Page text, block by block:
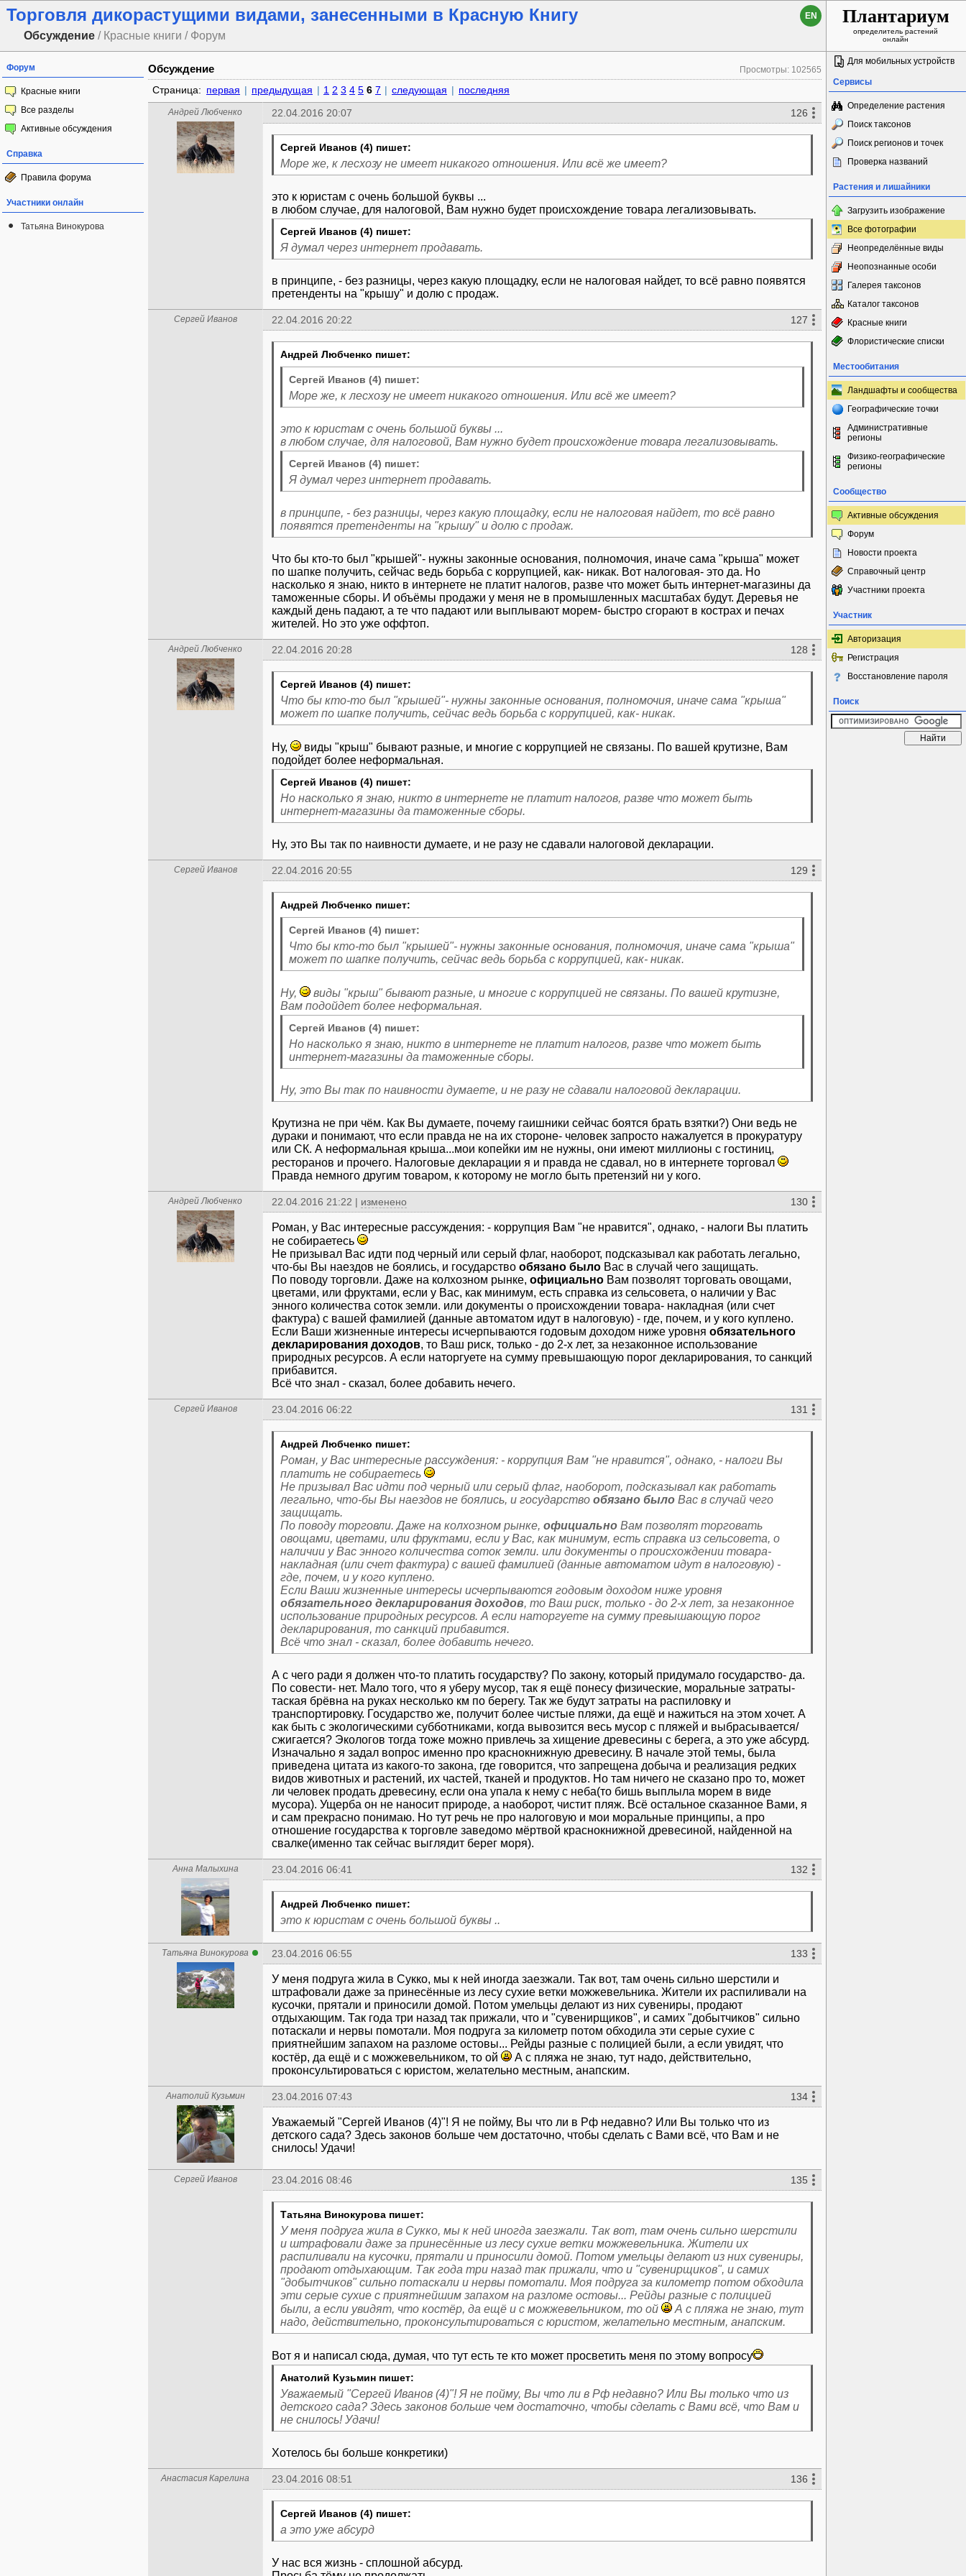
Торговля дикорастущими видами, занесенными в Красную Книгу
Обсуждение / Красные книги / Форум
EN Плантариум
определитель растений
онлайн
Форум
Красные книги
Все разделы
Активные обсуждения
Справка
Правила форума
Участники онлайн
Татьяна Винокурова
Просмотры: 102565
Обсуждение
Страница: первая | предыдущая | 1 2 3 4 5 6 7 | следующая | последняя
Андрей Любченко 22.04.2016 20:07 126
Сергей Иванов (4) пишет:
Море же, к лесхозу не имеет никакого отношения. Или всё же имеет?
это к юристам с очень большой буквы ...
Сергей Иванов (4) пишет:
Я думал через интернет продавать.
в принципе, - без разницы, через какую площадку, если не налоговая найдет, то всё равно появятся
претенденты на "крышу" и долю с продаж.
Сергей Иванов 22.04.2016 20:22 127
Андрей Любченко пишет:
Сергей Иванов (4) пишет:
Море же, к лесхозу не имеет никакого отношения. Или всё же имеет?
это к юристам с очень большой буквы ...
Сергей Иванов (4) пишет:
Я думал через интернет продавать.
в принципе, - без разницы, через какую площадку, если не налоговая найдет, то всё равно
появятся претенденты на "крышу" и долю с продаж.
Что бы кто-то был "крышей"- нужны законные основания, полномочия, иначе сама "крыша" может
по шапке получить, сейчас ведь борьба с коррупцией, как- никак. Вот налоговая- это да. Но
насколько я знаю, никто в интернете не платит налогов, разве что может быть интернет-магазины да
таможенные сборы. И объёмы продажи у меня не в промышленных масштабах будут. Деревья не
каждый день падают, а те что падают или выплывают морем- быстро сгорают в кострах и печах
жителей. Но это уже оффтоп.
Андрей Любченко 22.04.2016 20:28 128
Сергей Иванов (4) пишет:
Что бы кто-то был "крышей"- нужны законные основания, полномочия, иначе сама "крыша"
может по шапке получить, сейчас ведь борьба с коррупцией, как- никак.
Ну,
виды "крыш" бывают разные, и многие с коррупцией не связаны. По вашей крутизне, Вам
Сергей Иванов (4) пишет:
Но насколько я знаю, никто в интернете не платит налогов, разве что может быть
интернет-магазины да таможенные сборы.
Ну, это Вы так по наивности думаете, и не разу не сдавали налоговой декларации.
Сергей Иванов 22.04.2016 20:55 129
Андрей Любченко пишет:
Сергей Иванов (4) пишет:
Что бы кто-то был "крышей"- нужны законные основания, полномочия, иначе сама "крыша"
может по шапке получить, сейчас ведь борьба с коррупцией, как- никак.
Ну,
виды "крыш" бывают разные, и многие с коррупцией не связаны. По вашей крутизне,
Сергей Иванов (4) пишет:
Но насколько я знаю, никто в интернете не платит налогов, разве что может быть
интернет-магазины да таможенные сборы.
Ну, это Вы так по наивности думаете, и не разу не сдавали налоговой декларации.
Крутизна не при чём. Как Вы думаете, почему гаишники сейчас боятся брать взятки?) Они ведь не
дураки и понимают, что если правда не на их стороне- человек запросто нажалуется в прокуратуру
или СК. А неформальная крыша...мои копейки им не нужны, они имеют миллионы с гостиниц,
ресторанов и прочего. Налоговые декларации я и правда не сдавал, но в интернете торговал
Правда немного другим товаром, к которому не могло быть претензий ни у кого.
Андрей Любченко 22.04.2016 21:22 | изменено 130
Роман, у Вас интересные рассуждения: - коррупция Вам "не нравится", однако, - налоги Вы платить
не собираетесь
Не призывал Вас идти под черный или серый флаг, наоборот, подсказывал как работать легально,
что-бы Вы наездов не боялись, и государство обязано было Вас в случай чего защищать.
По поводу торговли. Даже на колхозном рынке, официально Вам позволят торговать овощами,
цветами, или фруктами, если у Вас, как минимум, есть справка из сельсовета, о наличии у Вас
энного количества соток земли. или документы о происхождении товара- накладная (или счет
фактура) с вашей фамилией (данные автоматом идут в налоговую) - где, почем, и у кого куплено.
Если Ваши жизненные интересы исчерпываются годовым доходом ниже уровня обязательного
декларирования доходов, то Ваш риск, только - до 2-х лет, за незаконное использование
природных ресурсов. А если наторгуете на сумму превышающую порог декларирования, то санкций
прибавится.
Всё что знал - сказал, более добавить нечего.
Сергей Иванов 23.04.2016 06:22 131
Андрей Любченко пишет:
Роман, у Вас интересные рассуждения: - коррупция Вам "не нравится", однако, - налоги Вы
платить не собираетесь
Не призывал Вас идти под черный или серый флаг, наоборот, подсказывал как работать
легально, что-бы Вы наездов не боялись, и государство обязано было Вас в случай чего
защищать.
По поводу торговли. Даже на колхозном рынке, официально Вам позволят торговать
овощами, цветами, или фруктами, если у Вас, как минимум, есть справка из сельсовета, о
наличии у Вас энного количества соток земли. или документы о происхождении товара-
накладная (или счет фактура) с вашей фамилией (данные автоматом идут в налоговую) -
где, почем, и у кого куплено.
Если Ваши жизненные интересы исчерпываются годовым доходом ниже уровня
обязательного декларирования доходов, то Ваш риск, только - до 2-х лет, за незаконное
использование природных ресурсов. А если наторгуете на сумму превышающую порог
декларирования, то санкций прибавится.
Всё что знал - сказал, более добавить нечего.
А с чего ради я должен что-то платить государству? По закону, который придумало государство- да.
По совести- нет. Мало того, что я уберу мусор, так я ещё понесу физические, моральные затраты-
таская брёвна на руках несколько км по берегу. Так же будут затраты на распиловку и
транспортировку. Государство же, получит более чистые пляжи, да ещё и нажиться на этом хочет. А
как быть с экологическими субботниками, когда вывозится весь мусор с пляжей и выбрасывается/
сжигается? Экологов тогда тоже можно привлечь за хищение древесины с берега, а это уже абсурд.
Изначально я задал вопрос именно про краснокнижную древесину. В начале этой темы, была
приведена цитата из какого-то закона, где говорится, что запрещена добыча и реализация редких
видов животных и растений, их частей, тканей и продуктов. Но там ничего не сказано про то, может
ли человек продать древесину, если она упала к нему с неба(то бишь выплыла морем в виде
мусора). Ущерба он не наносит природе, а наоборот, чистит пляж. Всё остальное сказанное Вами, я
и сам прекрасно понимаю. Но тут речь не про налоговую и мои моральные принципы, а про
отношение государства к торговле заведомо мёртвой краснокнижной древесиной, найденной на
свалке(именно так сейчас выглядит берег моря).
Анна Малыхина 23.04.2016 06:41 132
Андрей Любченко пишет:
это к юристам с очень большой буквы ..
Татьяна Винокурова 23.04.2016 06:55 133
У меня подруга жила в Сукко, мы к ней иногда заезжали. Так вот, там очень сильно шерстили и
штрафовали даже за принесённые из лесу сухие ветки можжевельника. Жители их распиливали на
кусочки, прятали и приносили домой. Потом умельцы делают из них сувениры, продают
отдыхающим. Так года три назад так прижали, что и "сувенирщиков", и самих "добытчиков" сильно
потаскали и нервы помотали. Моя подруга за километр потом обходила эти серые сухие с
приятнейшим запахом на разломе остовы... Рейды разные с полицией были, а если увидят, что
костёр, да ещё и с можжевельником, то ой
А с пляжа не знаю, тут надо, действительно,
проконсультироваться с юристом, желательно местным, анапским.
Анатолий Кузьмин 23.04.2016 07:43 134
Уважаемый "Сергей Иванов (4)"! Я не пойму, Вы что ли в Рф недавно? Или Вы только что из
детского сада? Здесь законов больше чем достаточно, чтобы сделать с Вами всё, что Вам и не
снилось! Удачи!
Сергей Иванов 23.04.2016 08:46 135
Татьяна Винокурова пишет:
У меня подруга жила в Сукко, мы к ней иногда заезжали. Так вот, там очень сильно шерстили
и штрафовали даже за принесённые из лесу сухие ветки можжевельника. Жители их
распиливали на кусочки, прятали и приносили домой. Потом умельцы делают из них сувениры,
продают отдыхающим. Так года три назад так прижали, что и "сувенирщиков", и самих
"добытчиков" сильно потаскали и нервы помотали. Моя подруга за километр потом обходила
эти серые сухие с приятнейшим запахом на разломе остовы... Рейды разные с полицией
были, а если увидят, что костёр, да ещё и с можжевельником, то ой
А с пляжа не знаю, тут
надо, действительно, проконсультироваться с юристом, желательно местным, анапским.
Вот я и написал сюда, думая, что тут есть те кто может просветить меня по этому вопросу
Анатолий Кузьмин пишет:
Уважаемый "Сергей Иванов (4)"! Я не пойму, Вы что ли в Рф недавно? Или Вы только что из
детского сада? Здесь законов больше чем достаточно, чтобы сделать с Вами всё, что Вам и
не снилось! Удачи!
Хотелось бы больше конкретики)
Анастасия Карелина 23.04.2016 08:51 136
Сергей Иванов (4) пишет:
а это уже абсурд
У нас вся жизнь - сплошной абсурд.
Для мобильных устройств
Сервисы
Определение растения
Поиск таксонов
Поиск регионов и точек
Проверка названий
Растения и лишайники
Загрузить изображение
Все фотографии
Неопределённые виды
Неопознанные особи
Галерея таксонов
Каталог таксонов
Красные книги
Флористические списки
Местообитания
Ландшафты и сообщества
Географические точки
Административные
регионы
Физико-географические
регионы
Сообщество
Активные обсуждения
Форум
Новости проекта
Справочный центр
Участники проекта
Участник
Авторизация
Регистрация
Восстановление пароля
Поиск